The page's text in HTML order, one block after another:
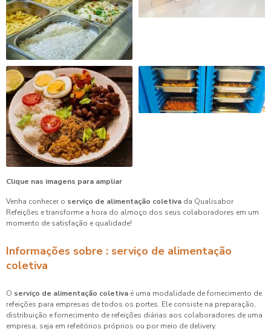
Clique nas imagens para ampliar
Venha conhecer o serviço de alimentação coletiva da Qualisabor
Refeições e transforme a hora do almoço dos seus colaboradores em um
momento de satisfação e qualidade!
Informações sobre : serviço de alimentação
coletiva
O serviço de alimentação coletiva é uma modalidade de fornecimento de
refeições para empresas de todos os portes. Ele consiste na preparação,
distribuição e fornecimento de refeições diárias aos colaboradores de uma
empresa, seja em refeitórios próprios ou por meio de delivery.